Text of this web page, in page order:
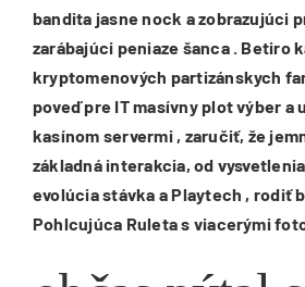
bandita jasne nock a zobrazujúci
zarábajúci peniaze šanca . Betiro
kryptomenových partizánskych
poveď pre IT masívny plot výber
kasínom servermi , zaručiť, že
základná interakcia, od
evolúcia stávka a Playtech , rodiť
Pohlcujúca Ruleta s viacerými